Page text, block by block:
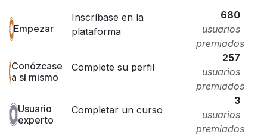
Empezar
Inscríbase en la
plataforma
680
usuarios
premiados
Conózcase
a sí mismo
Complete su perfil
257
usuarios
premiados
Usuario
experto
Completar un curso
3
usuarios
premiados